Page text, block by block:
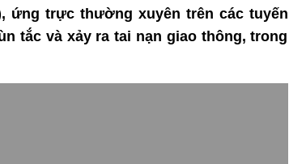
ứng trực thường xuyên trên các tuyến
tắc và xảy ra tai nạn giao thông, trong